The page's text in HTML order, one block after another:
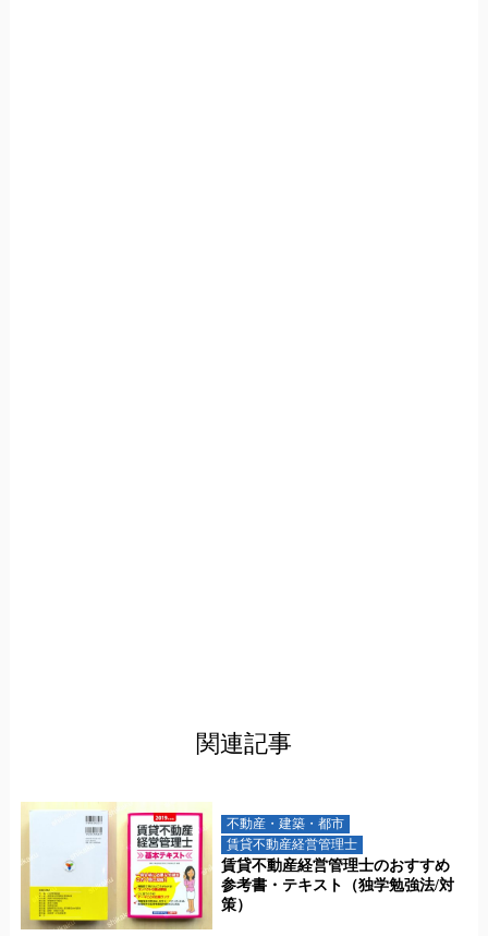
関連記事
不動産・建築・都市
賃貸不動産経営管理士
賃貸不動産経営管理士のおすすめ
参考書・テキスト（独学勉強法/対
策）